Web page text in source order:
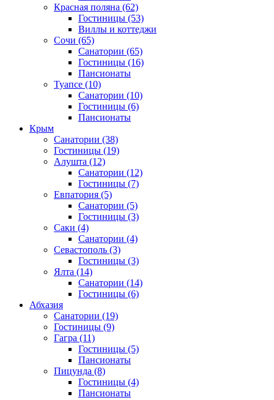
Красная поляна (62)
Гостиницы (53)
Виллы и коттеджи
Сочи (65)
Санатории (65)
Гостиницы (16)
Пансионаты
Туапсе (10)
Санатории (10)
Гостиницы (6)
Пансионаты
Крым
Санатории (38)
Гостиницы (19)
Алушта (12)
Санатории (12)
Гостиницы (7)
Евпатория (5)
Санатории (5)
Гостиницы (3)
Саки (4)
Санатории (4)
Севастополь (3)
Гостиницы (3)
Ялта (14)
Санатории (14)
Гостиницы (6)
Абхазия
Санатории (19)
Гостиницы (9)
Гагра (11)
Гостиницы (5)
Пансионаты
Пицунда (8)
Гостиницы (4)
Пансионаты